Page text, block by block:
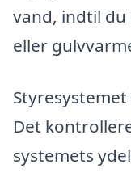
vand, indtil
eller
Det
systemets